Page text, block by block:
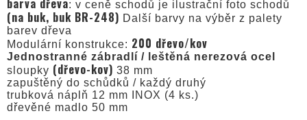
: v ceně schodů je ilustrační foto schodů
(na buk, buk BR-248) Další barvy na výběr z palety
barev dřeva
Modulární konstrukce: 200 dřevo/kov
Jednostranné zábradlí / leštěná nerezová ocel
sloupky (dřevo-kov) 38 mm
zapuštěný do schůdků / každý druhý
trubková náplň 12 mm INOX (4 ks.)
dřevěné madlo 50 mm